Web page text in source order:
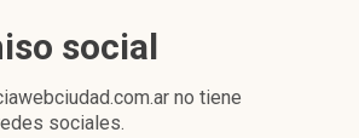
social
no tiene
sociales.